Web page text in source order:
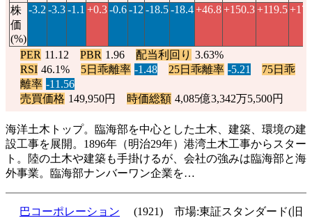
株
価
(%)
-3.2 -3.3-1.1 +0.3-0.6-12 -18.5-18.4+46.8+150.3+119.5
PER 11.12 PBR 1.96 配当利回り 3.63%
RSI 46.1% 5日乖離率 -1.48 25日乖離率 -5.21
75日乖
離率 -11.56
売買価格 149,950円 時価総額 4,085億3,342万5,500円
海洋土木トップ。臨海部を中心とした土木、建築、環境の建
設工事を展開。1896年（明治29年）港湾土木工事からスター
ト。陸の土木や建築も手掛けるが、会社の強みは臨海部と海
外事業。臨海部ナンバーワン企業を…
巴コーポレーション
(1921) 市場:東証スタンダード(旧